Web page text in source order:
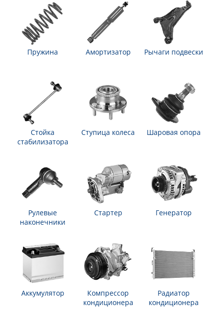
Пружина Амортизатор Рычаги подвески
Стойка
стабилизатора
Ступица колеса Шаровая опора
Рулевые
наконечники
Стартер Генератор
Аккумулятор
Компрессор
кондиционера
Радиатор
кондиционера